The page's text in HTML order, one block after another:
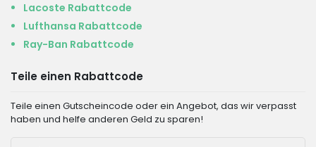
Lacoste Rabattcode
Lufthansa Rabattcode
Ray-Ban Rabattcode
Teile einen Rabattcode
Teile einen Gutscheincode oder ein Angebot, das wir verpasst
haben und helfe anderen Geld zu sparen!